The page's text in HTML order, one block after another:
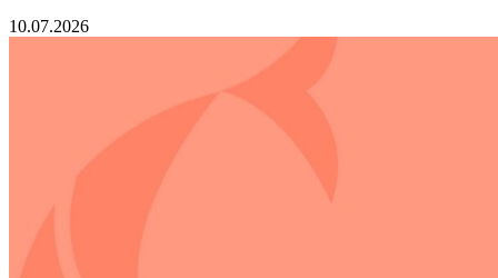
10.07.2026